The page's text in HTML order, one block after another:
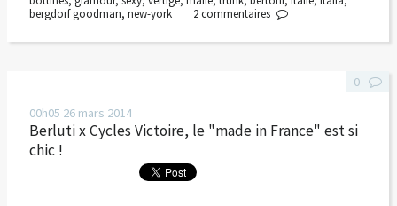
bergdorf goodman, new-york 2commentaires
00h05 26 mars 2014
Berluti x Cycles Victoire, le "made in France" est si
chic !
0